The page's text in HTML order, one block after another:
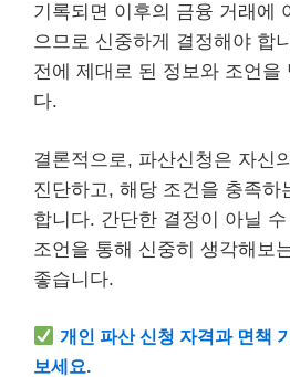
기록되면 이후의 금융 거래에
으므로 신중하게 결정해야 합
전에 제대로 된 정보와 조언을
다.
결론적으로, 파산신청은 자신
진단하고, 해당 조건을 충족하
합니다. 간단한 결정이 아닐
조언을 통해 신중히 생각해보
좋습니다.
개인 파산 신청 자격과 면책
보세요.